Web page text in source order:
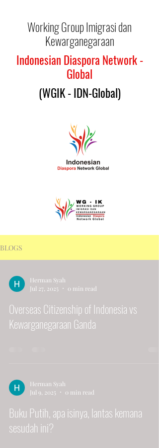
Working Group Imigrasi dan
Kewarganegaraan
Indonesian Diaspora Network -
Global
(WGIK - IDN-Global)
BLOGS
Herman Syah
Jul 27, 2025
0 min read
Overseas Citizenship of Indonesia vs
Kewarganegaraan Ganda
Herman Syah
Jul 9, 2025
0 min read
Buku Putih, apa isinya, lantas kemana
sesudah ini?